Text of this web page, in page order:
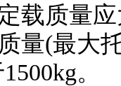
载质量
量(最大
。